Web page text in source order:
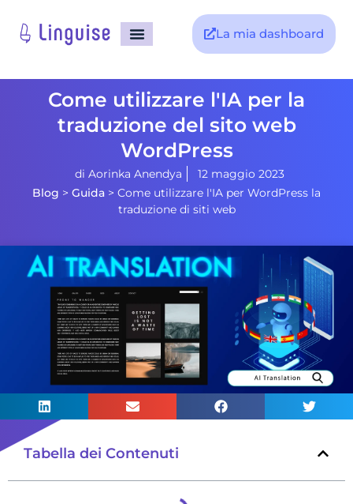
La mia dashboard
Come utilizzare l'IA per la
traduzione del sito web
WordPress
di Aorinka Anendya
12 maggio 2023
Blog > Guida > Come utilizzare l'IA per WordPress la
traduzione di siti web
Tabella dei Contenuti